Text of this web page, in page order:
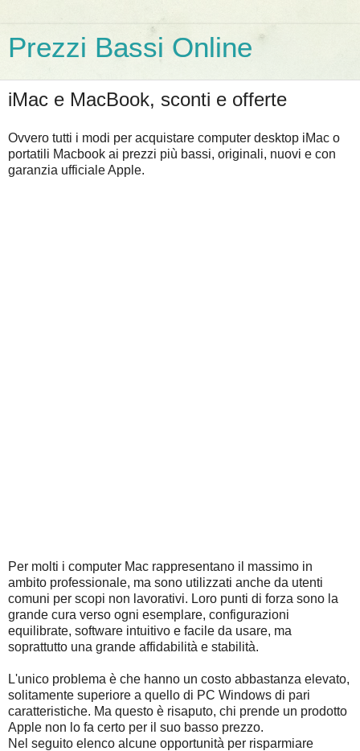
Prezzi Bassi Online
iMac e MacBook, sconti e offerte
Ovvero tutti i modi per acquistare computer desktop iMac o
portatili Macbook ai prezzi più bassi, originali, nuovi e con
garanzia ufficiale Apple.
Per molti i computer Mac rappresentano il massimo in
ambito professionale, ma sono utilizzati anche da utenti
comuni per scopi non lavorativi. Loro punti di forza sono la
grande cura verso ogni esemplare, configurazioni
equilibrate, software intuitivo e facile da usare, ma
soprattutto una grande affidabilità e stabilità.
L'unico problema è che hanno un costo abbastanza elevato,
solitamente superiore a quello di PC Windows di pari
caratteristiche. Ma questo è risaputo, chi prende un prodotto
Apple non lo fa certo per il suo basso prezzo.
Nel seguito elenco alcune opportunità per risparmiare